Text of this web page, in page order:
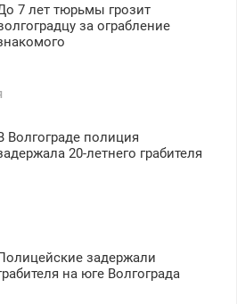
7 лет тюрьмы грозит
за ограбление
Волгограде полиция
20-летнего грабителя
задержали
на юге Волгограда